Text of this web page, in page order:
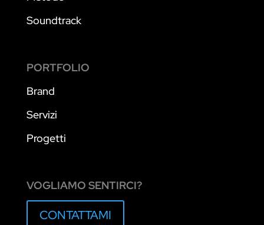
Soundtrack
PORTFOLIO
Brand
Servizi
Progetti
VOGLIAMO SENTIRCI?
CONTATTAMI